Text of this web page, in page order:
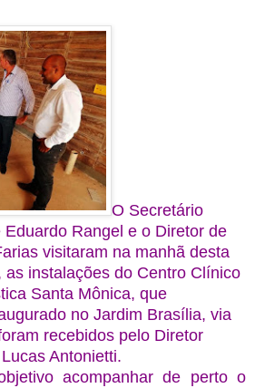
O Secretário
Rangel e o Diretor de
visitaram na manhã desta
as instalações do Centro Clínico
Santa Mônica, que
no Jardim Brasília, via
recebidos pelo Diretor
Antonietti.
acompanhar de perto o